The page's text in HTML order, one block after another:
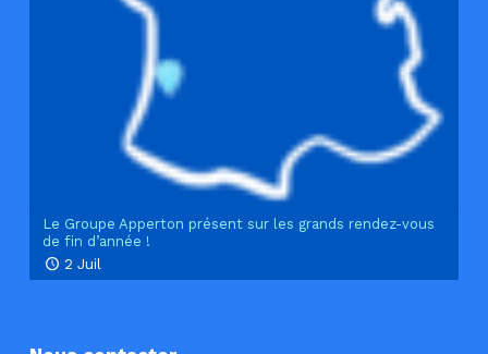
Le Groupe Apperton présent sur les grands rendez-vous
de fin d’année !
2 Juil